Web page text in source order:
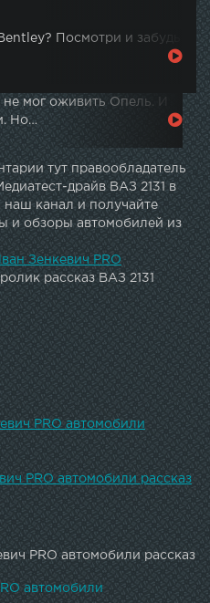
Посмотри и забудь
не мог оживить Опель. И
Но…
тут правообладатель
драйв ВАЗ 2131 в
наш канал и получайте
и обзоры автомобилей из
Зенкевич PRO
рассказ ВАЗ 2131
PRO автомобили
PRO автомобили рассказ
PRO автомобили рассказ
автомобили